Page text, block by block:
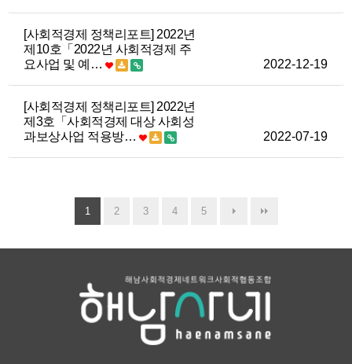
[사회적경제 정책리포트] 2022년
제10호「2022년 사회적경제 주
요사업 및 예…
2022-12-19
[사회적경제 정책리포트] 2022년
제3호「사회적경제 대상 사회성
과보상사업 적용방…
2022-07-19
1 2 3 4 5